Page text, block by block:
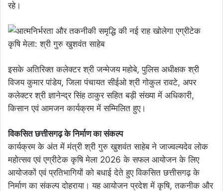
रहे।
इसके अतिरिक्त कलेक्टर श्री जन्मेजय महोबे, पुलिस अधीक्षक श्री
विजय कुमार पांडेय, जिला पंचायत सीईओ श्री गोकुल रावटे, अपर
कलेक्टर श्री ज्ञानेन्द्र सिंह ठाकुर सहित बड़ी संख्या में अधिकारी,
किसान एवं आमजन कार्यक्रम में सम्मिलित हुए।
विकसित छत्तीसगढ़ के निर्माण का संकल्प
कार्यक्रम के अंत में मंत्री श्री गुरु खुशवंत साहेब ने जाज्वल्यदेव लोक
महोत्सव एवं एग्रीटेक कृषि मेला 2026 के सफल आयोजन के लिए
आयोजकों एवं प्रतिभागियों को बधाई देते हुए विकसित छत्तीसगढ़ के
निर्माण का संकल्प दोहराया। यह आयोजन प्रदेश में कृषि, तकनीक और